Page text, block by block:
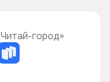
город»